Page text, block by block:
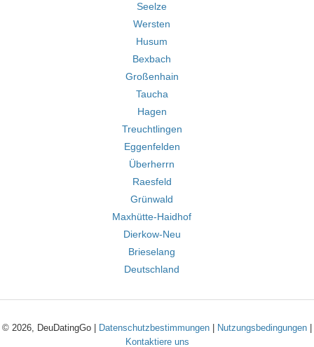
Seelze
Wersten
Husum
Bexbach
Großenhain
Taucha
Hagen
Treuchtlingen
Eggenfelden
Überherrn
Raesfeld
Grünwald
Maxhütte-Haidhof
Dierkow-Neu
Brieselang
Deutschland
© 2026, DeuDatingGo | Datenschutzbestimmungen Nutzungsbedingungen
Kontaktiere uns